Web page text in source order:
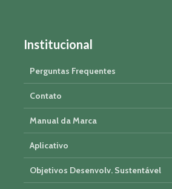
Institucional
Perguntas Frequentes
Contato
Manual da Marca
Aplicativo
Objetivos Desenvolv. Sustentável